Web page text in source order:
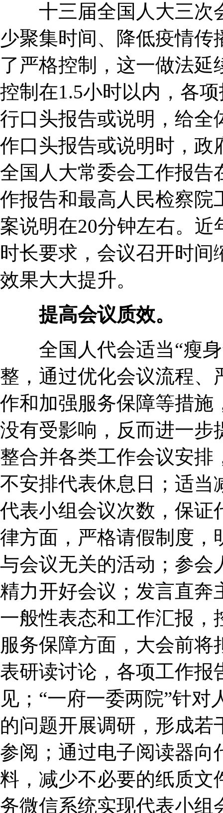
十三届全国人大三次
少聚集时间、降低疫情
了严格控制，这一做法
控制在1.5小时以内，各
行口头报告或说明，给全
作口头报告或说明时，政
全国人大常委会工作报告
作报告和最高人民检察院
案说明在20分钟左右。
时长要求，会议召开时
效果大大提升。
提高会议质效。
全国人代会适当“瘦身
整，通过优化会议流程、
作和加强服务保障等措施
没有受影响，反而进一步
整合并各类工作会议安排
不安排代表休息日；适当
代表小组会议次数，保证
律方面，严格请假制度，
与会议无关的活动；参会
精力开好会议；发言直奔
一般性表态和工作汇报，
服务保障方面，大会前
表研读讨论，各项工作报
见；“一府一委两院”针
的问题开展调研，形成
参阅；通过电子阅读器向
料，减少不必要的纸质文
务微信系统实现代表小组